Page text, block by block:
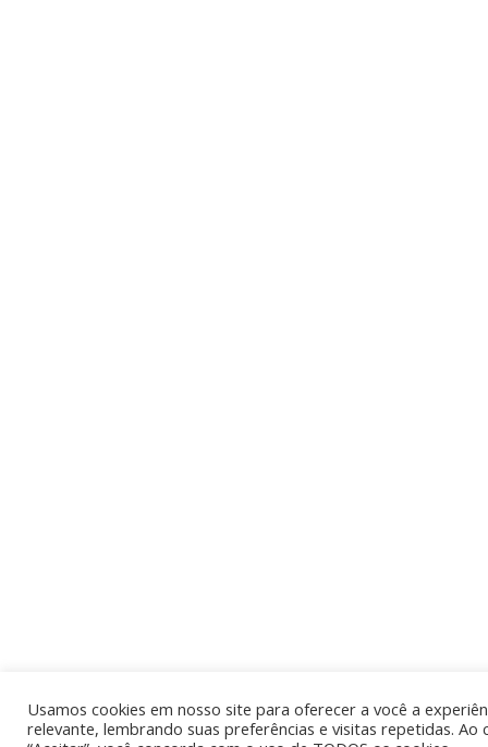
Usamos cookies em nosso site para oferecer a você a
relevante, lembrando suas preferências e visitas repetidas. Ao